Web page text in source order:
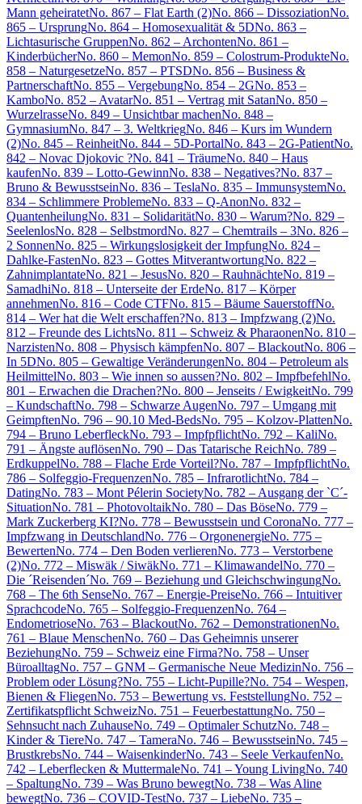
Mann geheiratetNo. 867 – Flat Earth (2)No. 866 – DissoziationNo.
865 – UrsprungNo. 864 – Homosexualität & 5DNo. 863 –
Lichtasurische GruppenNo. 862 – ArchontenNo. 861 –
KinderbücherNo. 860 – MemonNo. 859 – Colostrum-ProdukteNo.
858 – NaturgesetzeNo. 857 – PTSDNo. 856 – Business &
PartnerschaftNo. 855 – VergebungNo. 854 – 2GNo. 853 –
KamboNo. 852 – AvatarNo. 851 – Vertrag mit SatanNo. 850 –
WurzelrasseNo. 849 – Unsichtbar machenNo. 848 –
GymnasiumNo. 847 – 3. WeltkriegNo. 846 – Kurs im Wundern
(2)No. 845 – ReinheitNo. 844 – 5D-PortalNo. 843 – 2G-PatientNo.
842 – Novac Djokovic ?No. 841 – TräumeNo. 840 – Haus
kaufenNo. 839 – Lotto-GewinnNo. 838 – Negatives?No. 837 –
Bruno & BewusstseinNo. 836 – TeslaNo. 835 – ImmunsystemNo.
834 – Schlimmere ProblemeNo. 833 – Q-AnonNo. 832 –
QuantenheilungNo. 831 – SolidaritätNo. 830 – Warum?No. 829 –
SeelenlosNo. 828 – SelbstmordNo. 827 – Chemtrails – 3No. 826 –
2 SonnenNo. 825 – Wirkungslosigkeit der ImpfungNo. 824 –
Dahlke-FastenNo. 823 – Gottes MitverantwortungNo. 822 –
ZahnimplantateNo. 821 – JesusNo. 820 – RauhnächteNo. 819 –
SamadhiNo. 818 – Unterseite der ErdeNo. 817 – Körper
annehmenNo. 816 – Code CTFNo. 815 – Bäume SauerstoffNo.
814 – Wer hat die Welt erschaffen?No. 813 – Impfzwang (2)No.
812 – Freunde des LichtsNo. 811 – Schweiz & PharaonenNo. 810 –
NarzistenNo. 808 – Physisch kämpfenNo. 807 – BlackoutNo. 806 –
In 5DNo. 805 – Gewaltige VeränderungenNo. 804 – Petroleum als
HeilmittelNo. 803 – Wie innen so aussen?No. 802 – ImpfbefehlNo.
801 – Erwachen die Drachen?No. 800 – Jenseits / EwigkeitNo. 799
– KundschaftNo. 798 – Schwarze AugenNo. 797 – Umgang mit
GeimpftenNo. 796 – 90.10 Med-BedsNo. 795 – Kolzov-PlattenNo.
794 – Bruno LeberfleckNo. 793 – ImpfpflichtNo. 792 – KaliNo.
791 – Ängste auflösenNo. 790 – Das Tatarische ReichNo. 789 –
ErdkuppelNo. 788 – Flache Erde Vorteil?No. 787 – ImpfpflichtNo.
786 – Solfeggio-FrequenzenNo. 785 – InfrarotlichtNo. 784 –
DatingNo. 783 – Mont Pélerin SocietyNo. 782 – Ausgang der `C´-
SituationNo. 781 – PhotovoltaikNo. 780 – Das BöseNo. 779 –
Mark Zuckerberg KI?No. 778 – Bewusstsein und CoronaNo. 777 –
Impfzwang in DeutschlandNo. 776 – OrgonenergieNo. 775 –
BewertenNo. 774 – Den Boden verlierenNo. 773 – Verstorbene
(2)No. 772 – Miswäk / SiwäkNo. 771 – KlimawandelNo. 770 –
Die ´Reisenden´No. 769 – Beziehung und GleichschwingungNo.
768 – The 6th SenseNo. 767 – Energie-PreiseNo. 766 – Intuitiver
SprachcodeNo. 765 – Solfeggio-FrequenzenNo. 764 –
EndometrioseNo. 763 – BlackoutNo. 762 – DemonstrationenNo.
761 – Blaue MenschenNo. 760 – Das Geheimnis unserer
BeziehungNo. 759 – Schweiz eine Firma?No. 758 – Unser
BüroalltagNo. 757 – GNM – Germanische Neue MedizinNo. 756 –
Problem oder Lösung?No. 755 – Licht-Pupille?No. 754 – Wespen,
Bienen & FliegenNo. 753 – Bewertung vs. FeststellungNo. 752 –
Zertifikatspflicht SchweizNo. 751 – FeuerbestattungNo. 750 –
Sehnsucht nach ZuhauseNo. 749 – Optimaler SchutzNo. 748 –
Kinder & TiereNo. 747 – TameraNo. 746 – BewusstseinNo. 745 –
BrustkrebsNo. 744 – WaisenkinderNo. 743 – Seele VerkaufenNo.
742 – Leberflecken & MuttermaleNo. 741 – Young LivingNo. 740
– SpaltungNo. 739 – Was Bruno bewegtNo. 738 – Was Aline
bewegtNo. 736 – COVID-TestNo. 737 – LiebeNo. 735 –